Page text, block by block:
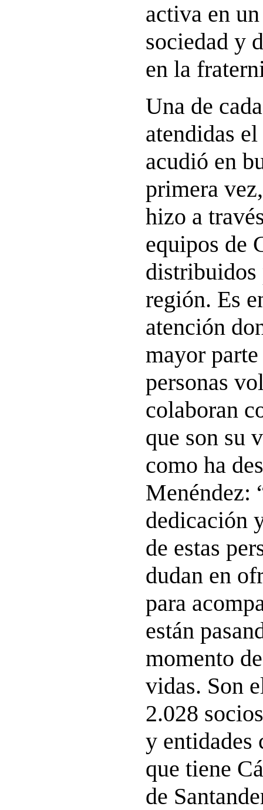
activa en
sociedad y
en la
Una de
atendidas
acudió en
primera
hizo a
equipos de
distribuidos
región. Es
atención
mayor
personas
colaboran
que son su
como ha
Menéndez:
dedicación
de estas
dudan en
para
están
momento
vidas. Son
2.028
y entidades
que tiene
de